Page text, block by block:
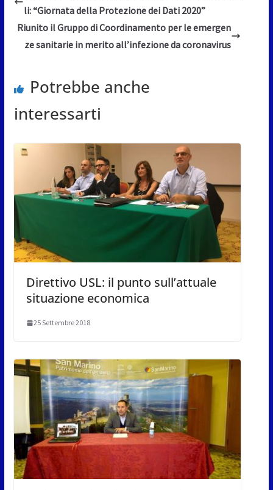
li: “Giornata della Protezione dei Dati 2020”
Riunito il Gruppo di Coordinamento per le emergen
ze sanitarie in merito all’infezione da coronavirus
Potrebbe anche
interessarti
Direttivo USL: il punto sull’attuale
situazione economica
25 Settembre 2018